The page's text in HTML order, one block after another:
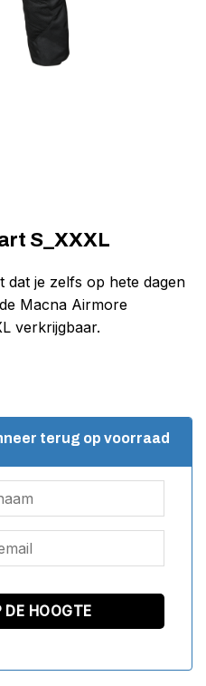
S_XXXL
dat je zelfs op hete dagen
Macna Airmore
verkrijgbaar.
terug op voorraad